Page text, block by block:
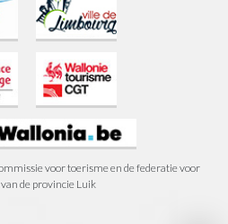
voor toerisme en de federatie voor
de provincie Luik